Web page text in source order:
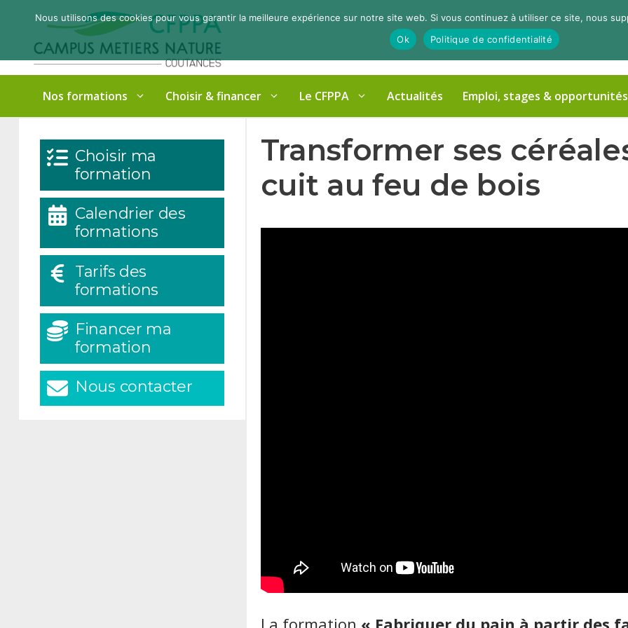
contenu
Nos formations Choisir & financer Le CFPPA Actualités Emploi, stages & opportunités
Transformer ses
cuit au feu de bois
La formation « Fabriquer du pain à partir des
Choisir ma
formation
Calendrier des
formations
Tarifs des
formations
Financer ma
formation
Nous contacter
Nous utilisons des cookies pour vous garantir la meilleure expérience sur notre site web. Si vous continuez à utiliser ce site, nous
Ok
Politique de confidentialité